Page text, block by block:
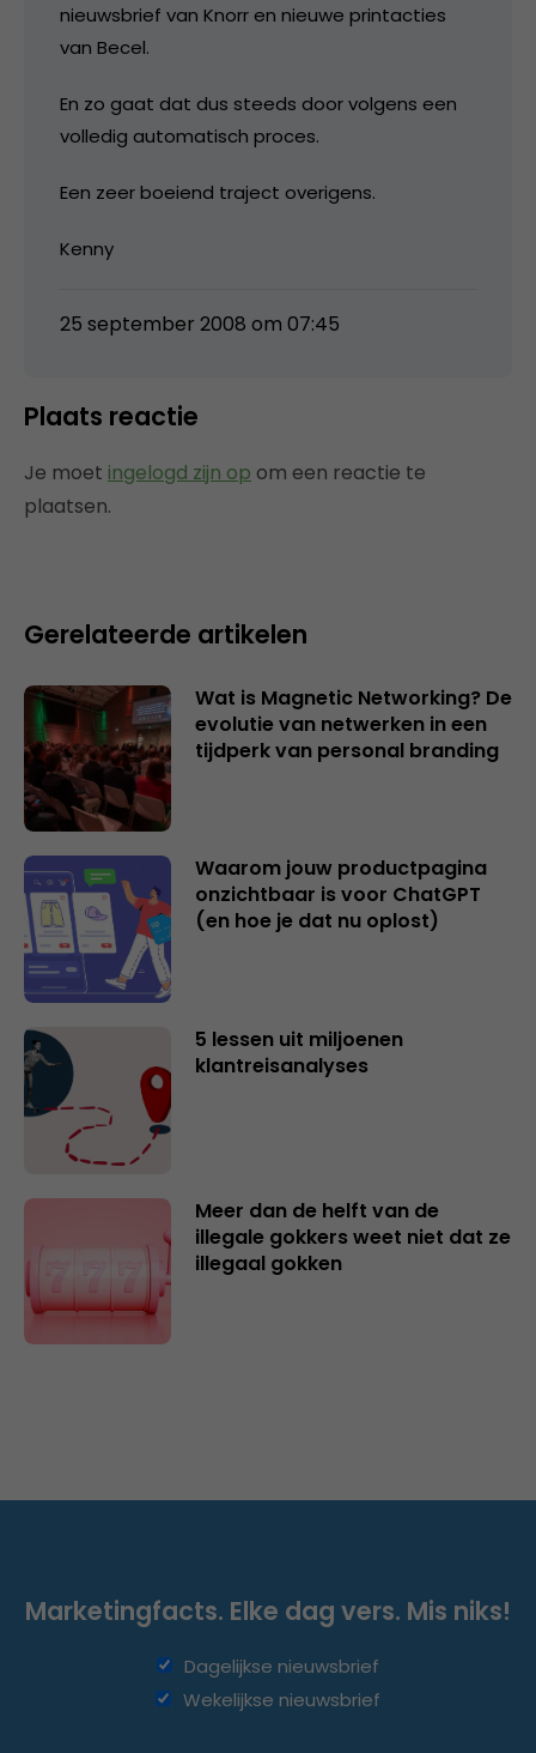
nieuwsbrief van Knorr en nieuwe printacties
van Becel.
En zo gaat dat dus steeds door volgens een
volledig automatisch proces.
Een zeer boeiend traject overigens.
Kenny
25 september 2008 om 07:45
Plaats reactie
Je moet ingelogd zijn op om een reactie te
plaatsen.
Gerelateerde artikelen
Wat is Magnetic Networking? De
evolutie van netwerken in een
tijdperk van personal branding
Waarom jouw productpagina
onzichtbaar is voor ChatGPT
(en hoe je dat nu oplost)
5 lessen uit miljoenen
klantreisanalyses
Meer dan de helft van de
illegale gokkers weet niet dat ze
illegaal gokken
Marketingfacts. Elke dag vers. Mis niks!
Dagelijkse nieuwsbrief
Wekelijkse nieuwsbrief